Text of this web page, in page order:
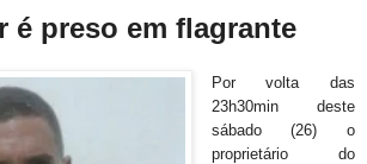
é preso em flagrante
Por volta das
23h30min deste
sábado (26) o
proprietário do